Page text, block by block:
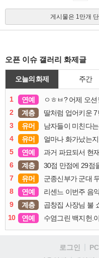
게시물은 1만개
오픈 이슈 갤러리 화제글
오늘의 화제 주간
1 연예 ㅇㅎㅂ? 어제 오
2
계층 딸처럼 업어키운
3
유머 남자들이 미친다
4
유머 얼마나 화가났는
5
연예 과거 파묘되서 현
6
계층 30점 만점에 29점
7
유머 군종신부가 군대
8
연예 리센느 이번주 음
9
계층 곱창집 사장님 불
10
연예 수염그린 백지헌.
로그인